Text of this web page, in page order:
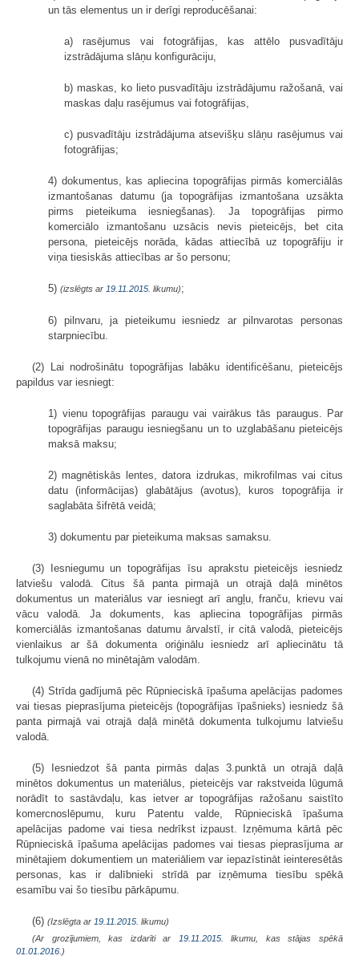
un tās elementus un ir derīgi reproducēšanai:
a) rasējumus vai fotogrāfijas, kas attēlo pusvadītāju
izstrādājuma slāņu konfigurāciju,
b) maskas, ko lieto pusvadītāju izstrādājumu ražošanā, vai
maskas daļu rasējumus vai fotogrāfijas,
c) pusvadītāju izstrādājuma atsevišķu slāņu rasējumus vai
fotogrāfijas;
4) dokumentus, kas apliecina topogrāfijas pirmās komerciālās
izmantošanas datumu (ja topogrāfijas izmantošana uzsākta
pirms pieteikuma iesniegšanas). Ja topogrāfijas pirmo
komerciālo izmantošanu uzsācis nevis pieteicējs, bet cita
persona, pieteicējs norāda, kādas attiecībā uz topogrāfiju ir
viņa tiesiskās attiecības ar šo personu;
5) (izslēgts ar 19.11.2015. likumu);
6) pilnvaru, ja pieteikumu iesniedz ar pilnvarotas personas
starpniecību.
(2) Lai nodrošinātu topogrāfijas labāku identificēšanu, pieteicējs
papildus var iesniegt:
1) vienu topogrāfijas paraugu vai vairākus tās paraugus. Par
topogrāfijas paraugu iesniegšanu un to uzglabāšanu pieteicējs
maksā maksu;
2) magnētiskās lentes, datora izdrukas, mikrofilmas vai citus
datu (informācijas) glabātājus (avotus), kuros topogrāfija ir
saglabāta šifrētā veidā;
3) dokumentu par pieteikuma maksas samaksu.
(3) Iesniegumu un topogrāfijas īsu aprakstu pieteicējs iesniedz
latviešu valodā. Citus šā panta pirmajā un otrajā daļā minētos
dokumentus un materiālus var iesniegt arī angļu, franču, krievu vai
vācu valodā. Ja dokuments, kas apliecina topogrāfijas pirmās
komerciālās izmantošanas datumu ārvalstī, ir citā valodā, pieteicējs
vienlaikus ar šā dokumenta oriģinālu iesniedz arī apliecinātu tā
tulkojumu vienā no minētajām valodām.
(4) Strīda gadījumā pēc Rūpnieciskā īpašuma apelācijas padomes
vai tiesas pieprasījuma pieteicējs (topogrāfijas īpašnieks) iesniedz šā
panta pirmajā vai otrajā daļā minētā dokumenta tulkojumu latviešu
valodā.
(5) Iesniedzot šā panta pirmās daļas 3.punktā un otrajā daļā
minētos dokumentus un materiālus, pieteicējs var rakstveida lūgumā
norādīt to sastāvdaļu, kas ietver ar topogrāfijas ražošanu saistīto
komercnoslēpumu, kuru Patentu valde, Rūpnieciskā īpašuma
apelācijas padome vai tiesa nedrīkst izpaust. Izņēmuma kārtā pēc
Rūpnieciskā īpašuma apelācijas padomes vai tiesas pieprasījuma ar
minētajiem dokumentiem un materiāliem var iepazīstināt ieinteresētās
personas, kas ir dalībnieki strīdā par izņēmuma tiesību spēkā
esamību vai šo tiesību pārkāpumu.
(6) (Izslēgta ar 19.11.2015. likumu)
(Ar grozījumiem, kas izdarīti ar 19.11.2015. likumu, kas stājas spēkā
01.01.2016.)